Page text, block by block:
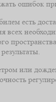
ошибок
есть
всех
или